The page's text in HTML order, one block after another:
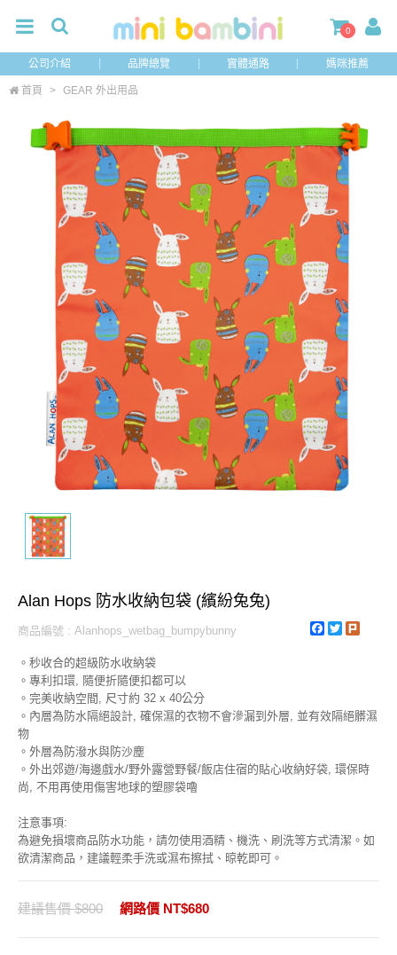
0
公司介紹 品牌總覽 實體通路 媽咪推薦
首頁 > GEAR 外出用品
Alan Hops 防水收納包袋 (繽紛兔兔)
Facebook
Twitter
商品編號 : Alanhops_wetbag_bumpybunny
。秒收合的超級防水收納袋
。專利扣環, 隨便折隨便扣都可以
。完美收納空間, 尺寸約 32 x 40公分
。內層為防水隔絕設計, 確保濕的衣物不會滲漏到外層, 並有效隔絕髒濕
物
。外層為防潑水與防沙塵
。外出郊遊/海邊戲水/野外露營野餐/飯店住宿的貼心收納好袋, 環保時
尚, 不用再使用傷害地球的塑膠袋嚕
注意事項:
為避免損壞商品防水功能，請勿使用酒精、機洗、刷洗等方式清潔。如
欲清潔商品，建議輕柔手洗或濕布擦拭、晾乾即可。
建議售價 $800 網路價 NT$680